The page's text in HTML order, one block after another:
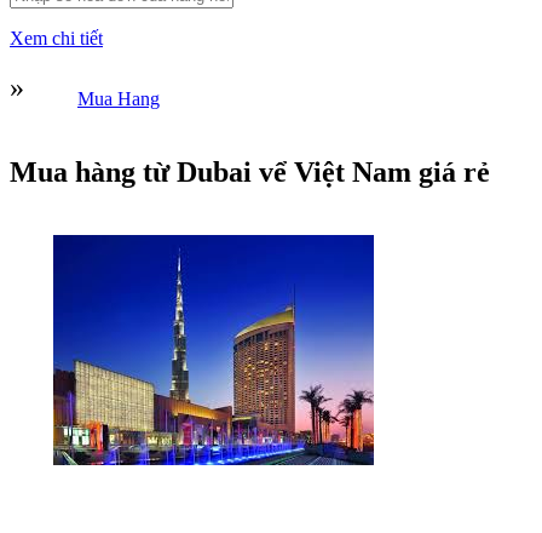
Xem chi tiết
» Mua Hang
Mua hàng từ Dubai vể Việt Nam giá rẻ